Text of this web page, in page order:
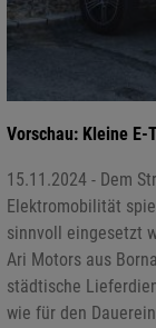
Vorschau: Kleine E-
15.11.2024 - Dem
Elektromobilität
sinnvoll eingesetzt
Ari Motors aus
städtische
wie für den